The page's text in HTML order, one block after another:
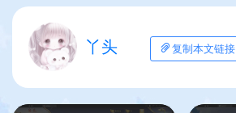
丫头 复制本文链接